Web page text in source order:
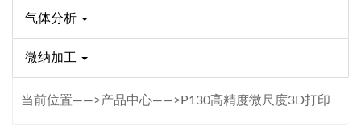
气体分析
微纳加工
当前位置——>产品中心——>P130高精度微尺度3D打印